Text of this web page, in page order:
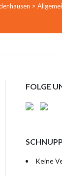
>
FOLGE
Keine